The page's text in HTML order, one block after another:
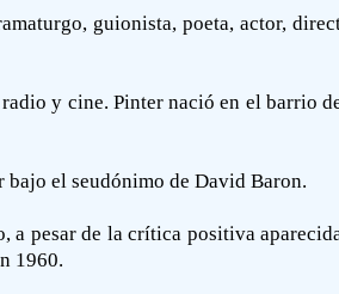
guionista, poeta, actor,
y cine. Pinter nació en el barrio
el seudónimo de David Baron.
pesar de la crítica positiva
1960.